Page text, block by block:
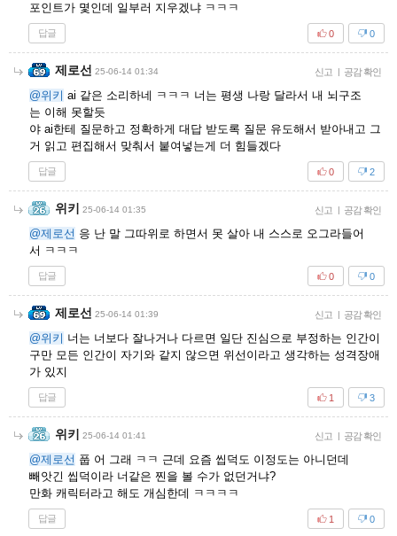
포인트가 몇인데 일부러 지우겠냐 ㅋㅋㅋ
답글 0
0
제로선 25-06-14 01:34 신고 | 공감 확인
@위키 ai 같은 소리하네 ㅋㅋㅋ 너는 평생 나랑 달라서 내 뇌구조
는 이해 못할듯
야 ai한테 질문하고 정확하게 대답 받도록 질문 유도해서 받아내고 그
거 읽고 편집해서 맞춰서 붙여넣는게 더 힘들겠다
답글 2
0
위키 25-06-14 01:35 신고 | 공감 확인
@제로선 응 난 말 그따위로 하면서 못 살아 내 스스로 오그라들어
서 ㅋㅋㅋ
답글 0
0
제로선 25-06-14 01:39 신고 | 공감 확인
@위키 너는 너보다 잘나거나 다르면 일단 진심으로 부정하는 인간이
구만 모든 인간이 자기와 같지 않으면 위선이라고 생각하는 성격장애
가 있지
답글 3
1
위키 25-06-14 01:41 신고 | 공감 확인
@제로선 풉 어 그래 ㅋㅋ 근데 요즘 씹덕도 이정도는 아니던데
빼앗긴 씹덕이라 너같은 찐을 볼 수가 없던거냐?
만화 캐릭터라고 해도 개심한데 ㅋㅋㅋㅋ
답글 0
1